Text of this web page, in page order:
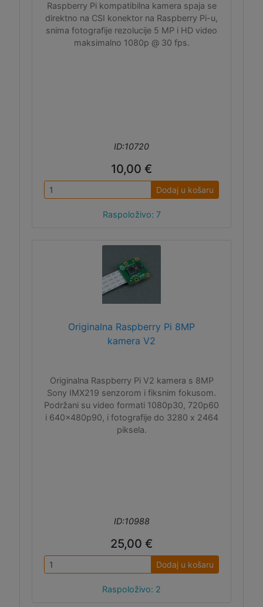
Raspberry Pi kompatibilna kamera spaja se
direktno na CSI konektor na Raspberry Pi-u,
snima fotografije rezolucije 5 MP i HD video
maksimalno 1080p @ 30 fps.
ID:10720
10,00 €
Dodaj u košaru
Raspoloživo: 7
Originalna Raspberry Pi 8MP
kamera V2
Originalna Raspberry Pi V2 kamera s 8MP
Sony IMX219 senzorom i fiksnim fokusom.
Podržani su video formati 1080p30, 720p60
i 640x480p90, i fotografije do 3280 x 2464
piksela.
ID:10988
25,00 €
Dodaj u košaru
Raspoloživo: 2